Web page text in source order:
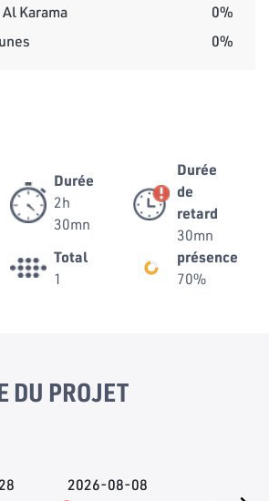
Karama
0%
0%
Durée
2h
30mn
Durée
de
retard
30mn
Total
1
présence
70%
DU PROJET
2026-08-08